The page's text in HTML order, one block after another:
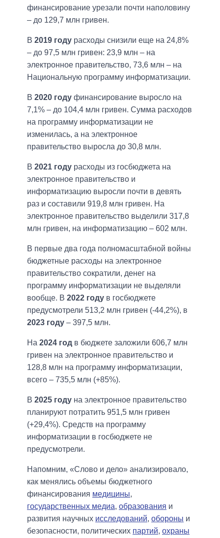
финансирование урезали почти наполовину
– до 129,7 млн гривен.
В 2019 году расходы снизили еще на 24,8%
– до 97,5 млн гривен: 23,9 млн – на
электронное правительство, 73,6 млн – на
Национальную программу информатизации.
В 2020 году финансирование выросло на
7,1% – до 104,4 млн гривен. Сумма расходов
на программу информатизации не
изменилась, а на электронное
правительство выросла до 30,8 млн.
В 2021 году расходы из госбюджета на
электронное правительство и
информатизацию выросли почти в девять
раз и составили 919,8 млн гривен. На
электронное правительство выделили 317,8
млн гривен, на информатизацию – 602 млн.
В первые два года полномасштабной войны
бюджетные расходы на электронное
правительство сократили, денег на
программу информатизации не выделяли
вообще. В 2022 году в госбюджете
предусмотрели 513,2 млн гривен (-44,2%), в
2023 году – 397,5 млн.
На 2024 год в бюджете заложили 606,7 млн
гривен на электронное правительство и
128,8 млн на программу информатизации,
всего – 735,5 млн (+85%).
В 2025 году на электронное правительство
планируют потратить 951,5 млн гривен
(+29,4%). Средств на программу
информатизации в госбюджете не
предусмотрели.
Напомним, «Слово и дело» анализировало,
как менялись объемы бюджетного
финансирования медицины,
государственных медиа, образования и
развития научных исследований, обороны и
безопасности, политических партий, охраны